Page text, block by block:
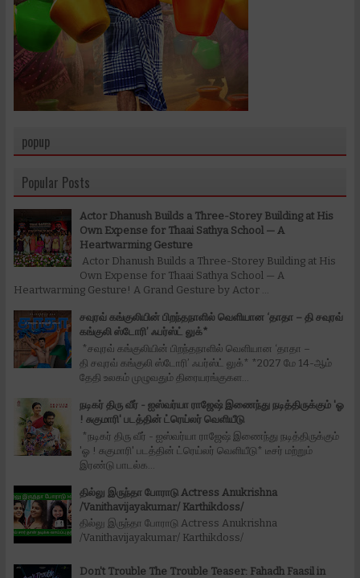
popup
Popular Posts
Actor Dhanush Builds a Three-Storey Building at His
Own Expense for Thaai Sathya School — A
Heartwarming Gesture
Actor Dhanush Builds a Three-Storey Building at His
Own Expense for Thaai Sathya School — A
Heartwarming Gesture! A Grand Gesture by Actor ...
சவுரவ் கங்குலியின் பிறந்தநாளில் வெளியான ‘தாதா – தி சவுரவ்
கங்குலி ஸ்டோரி’ ஃபர்ஸ்ட் லுக்*
*சவுரவ் கங்குலியின் பிறந்தநாளில் வெளியான ‘தாதா –
தி சவுரவ் கங்குலி ஸ்டோரி’ ஃபர்ஸ்ட் லுக்* *2027 மே 14-ஆம்
தேதி உலகம் முழுவதும் திரையரங்குகள...
நடிகர் திரு வீர் - ஐஸ்வர்யா ராஜேஷ் இணைந்து நடித்திருக்கும் 'ஓ
! சுகுமாரி' படத்தின் ட்ரெய்லர் வெளியீடு
*நடிகர் திரு வீர் - ஐஸ்வர்யா ராஜேஷ் இணைந்து நடித்திருக்கும்
'ஓ ! சுகுமாரி' படத்தின் ட்ரெய்லர் வெளியீடு* டீசர் மற்றும்
இரண்டு பாடல்க...
தில்லு இருந்தா போராடு Actress Anukrishna
/Vanithavijayakumar/ Karthikdoss/
தில்லு இருந்தா போராடு Actress Anukrishna
/Vanithavijayakumar/ Karthikdoss/
Don't Trouble The Trouble Teaser: Fahadh Faasil in